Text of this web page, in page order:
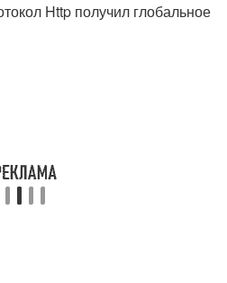
Http получил глобальное